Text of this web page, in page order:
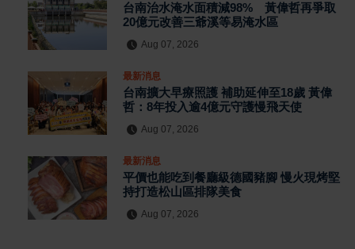
台南治水淹水面積減98% 黃偉哲再爭取
20億元改善三爺溪等易淹水區
Aug 07, 2026
最新消息
台南擴大早療照護 補助延伸至18歲 黃偉
哲：8年投入逾4億元守護慢飛天使
Aug 07, 2026
最新消息
平價也能吃到餐廳級德國豬腳 慢火現烤堅
持打造松山區排隊美食
Aug 07, 2026